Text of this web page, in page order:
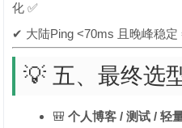
化 ✅
✔ 大陆Ping <70ms 且晚峰稳定
💡 五、最终选
🎒个人博客 / 测试 / 轻